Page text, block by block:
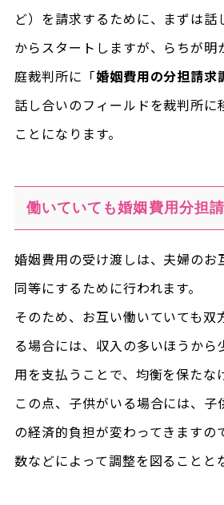
ど）を請求するために、まずは話
からスタートしますが、らちが明
庭裁判所に「婚姻費用の分担請求
話し合いのフィールドを裁判所に
ことになります。
働いていても婚姻費用分担
婚姻費用の受け渡しは、夫婦のお
同等にするために行われます。
そのため、お互い働いていても双
る場合には、収入の多いほうから
用を支払うことで、均衡を保たな
この点、子供がいる場合には、子
の経済的負担が変わってきますの
数などによって調整を図ることと